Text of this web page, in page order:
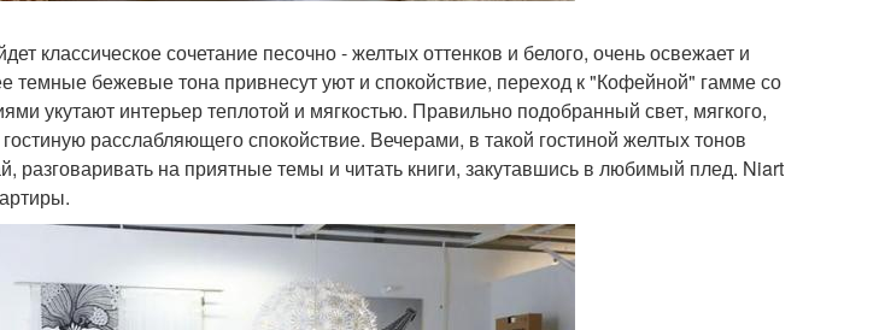
классическое сочетание песочно - желтых оттенков и белого, очень освежает и
темные бежевые тона привнесут уют и спокойствие, переход к "Кофейной" гамме со
укутают интерьер теплотой и мягкостью. Правильно подобранный свет, мягкого,
расслабляющего спокойствие. Вечерами, в такой гостиной желтых тонов
разговаривать на приятные темы и читать книги, закутавшись в любимый плед. Niart